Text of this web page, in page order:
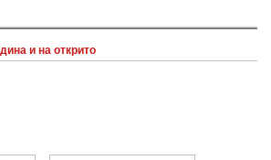
и на открито